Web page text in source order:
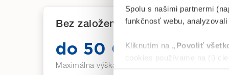
Spolu s našimi partnermi
funkčnosť webu,
Kliknutím na „Povoliť
cookies používame na (i)
optimalizáciu a funkčnosť
Bez založenia nehnuteľnosti
do 50 000 €
Maximálna výška úveru.